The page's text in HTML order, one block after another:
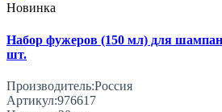
Новинка
Набор фужеров (150 мл) для
шт.
Производитель:Россия
Артикул:976617